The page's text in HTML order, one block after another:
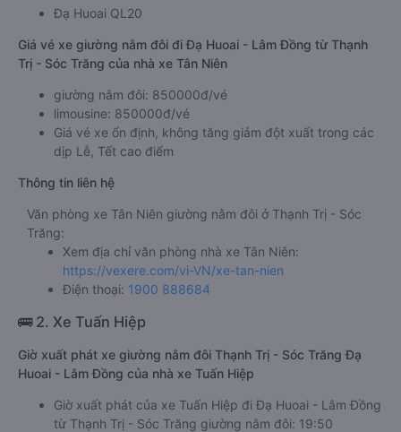
Đạ Huoai QL20
Giá vé xe giường nằm đôi đi Đạ Huoai - Lâm Đồng từ Thạnh
Trị - Sóc Trăng của nhà xe Tân Niên
giường nằm đôi: 850000đ/vé
limousine: 850000đ/vé
Giá vé xe ổn định, không tăng giảm đột xuất trong các
dịp Lễ, Tết cao điểm
Thông tin liên hệ
Văn phòng xe Tân Niên giường nằm đôi ở Thạnh Trị - Sóc
Trăng:
Xem địa chỉ văn phòng nhà xe Tân Niên:
https://vexere.com/vi-VN/xe-tan-nien
Điện thoại: 1900 888684
🚌 2. Xe Tuấn Hiệp
Giờ xuất phát xe giường nằm đôi Thạnh Trị - Sóc Trăng Đạ
Huoai - Lâm Đồng của nhà xe Tuấn Hiệp
Giờ xuất phát của xe Tuấn Hiệp đi Đạ Huoai - Lâm Đồng
từ Thạnh Trị - Sóc Trăng giường nằm đôi: 19:50